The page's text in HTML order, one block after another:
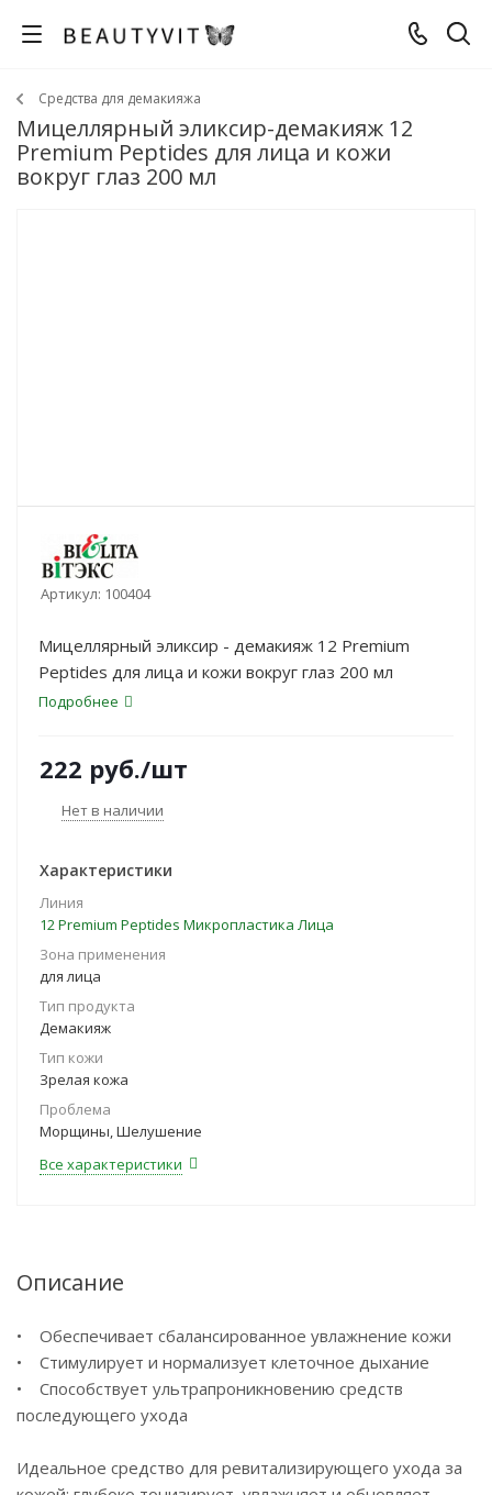
Средства для демакияжа
Мицеллярный эликсир-демакияж 12
Premium Peptides для лица и кожи
вокруг глаз 200 мл
Артикул: 100404
Мицеллярный эликсир - демакияж 12 Premium
Peptides для лица и кожи вокруг глаз 200 мл
Подробнее
222 руб./шт
Нет в наличии
Характеристики
Линия
12 Premium Peptides Микропластика Лица
Зона применения
для лица
Тип продукта
Демакияж
Тип кожи
Зрелая кожа
Проблема
Морщины, Шелушение
Все характеристики
Описание
• Обеспечивает сбалансированное увлажнение кожи
• Стимулирует и нормализует клеточное дыхание
• Способствует ультрапроникновению средств
последующего ухода
Идеальное средство для ревитализирующего ухода за